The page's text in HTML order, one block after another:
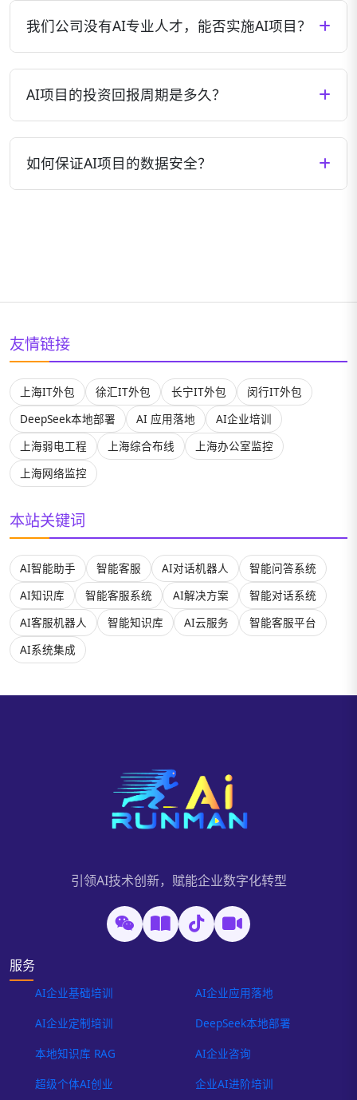
个月，中型项目3-6个月，大型复杂项目可能需要6-12
个月。我们会在项目启动前提供详细的时间规划。
我们公司没有AI专业人才，能否实施AI项目？
们的团队会负责技术实施，同时培训您的团队掌握必
要的操作和维护技能。
AI项目的投资回报周期是多久？
决策类项目可能在6-12个月内产生明显回报，而创新
型应用可能需要1-2年时间实现价值最大化。我们会帮
如何保证AI项目的数据安全？
友情链接
上海IT外包 徐汇IT外包 长宁IT外包
闵行IT外包
DeepSeek本地部署
AI 应用落地
AI企业培训
上海弱电工程
上海综合布线
上海办公室监控
上海网络监控
本站关键词
AI智能助手 智能客服 AI对话机器人
智能问答系统
AI知识库
智能客服系统 AI解决方案
智能对话系统
AI客服机器人
智能知识库 AI云服务
智能客服平台
AI系统集成
引领AI技术创新，赋能企业数字化转型
服务
AI企业基础培训
AI企业应用落地
AI企业定制培训
DeepSeek本地部署
本地知识库 RAG
AI企业咨询
超级个体AI创业
企业AI进阶培训